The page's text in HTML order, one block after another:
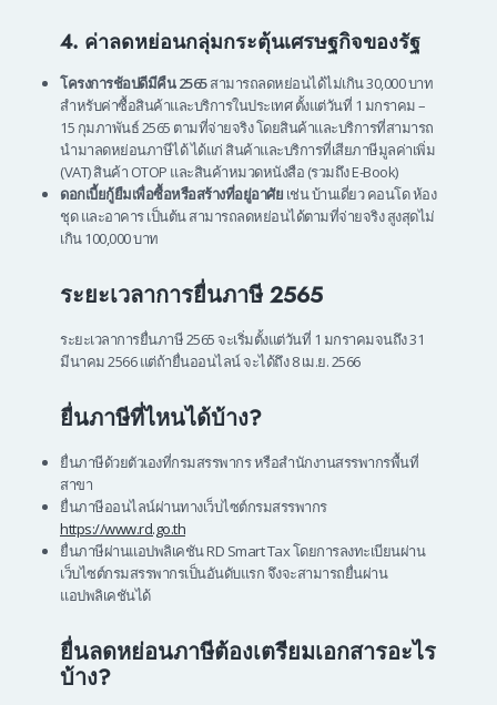
4. ค่าลดหย่อนกลุ่มกระตุ้นเศรษฐกิจของรัฐ
โครงการช้อปดีมีคืน 2565สามารถลดหย่อนได้ไม่เกิน 30,000 บาท
สำหรับค่าซื้อสินค้าและบริการในประเทศ ตั้งแต่วันที่ 1 มกราคม –
15 กุมภาพันธ์ 2565 ตามที่จ่ายจริง โดยสินค้าและบริการที่สามารถ
นำมาลดหย่อนภาษีได้ ได้แก่ สินค้าและบริการที่เสียภาษีมูลค่าเพิ่ม
(VAT) สินค้า OTOP และสินค้าหมวดหนังสือ (รวมถึง E-Book)
ดอกเบี้ยกู้ยืมเพื่อซื้อหรือสร้างที่อยู่อาศัย เช่น บ้านเดี่ยว คอนโด ห้อง
ชุด และอาคาร เป็นต้น สามารถลดหย่อนได้ตามที่จ่ายจริง สูงสุดไม่
เกิน 100,000 บาท
ระยะเวลาการยื่นภาษี 2565
ระยะเวลาการยื่นภาษี 2565 จะเริ่มตั้งแต่วันที่ 1 มกราคมจนถึง 31
มีนาคม 2566 แต่ถ้ายื่นออนไลน์ จะได้ถึง 8 เม.ย. 2566
ยื่นภาษีที่ไหนได้บ้าง?
ยื่นภาษีด้วยตัวเองที่กรมสรรพากร หรือสำนักงานสรรพากรพื้นที่
สาขา
ยื่นภาษีออนไลน์ผ่านทางเว็บไซต์กรมสรรพากร
https://www.rd.go.th
ยื่นภาษีผ่านแอปพลิเคชัน RD Smart Tax โดยการลงทะเบียนผ่าน
เว็บไซต์กรมสรรพากรเป็นอันดับแรก จึงจะสามารถยื่นผ่าน
แอปพลิเคชันได้
ยื่นลดหย่อนภาษีต้องเตรียมเอกสารอะไร
บ้าง?